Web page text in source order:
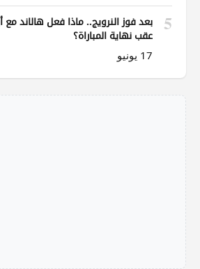
5
بعد فوز النرويج.. ماذا فعل هالاند
عقب نهاية المباراة؟
17 يونيو